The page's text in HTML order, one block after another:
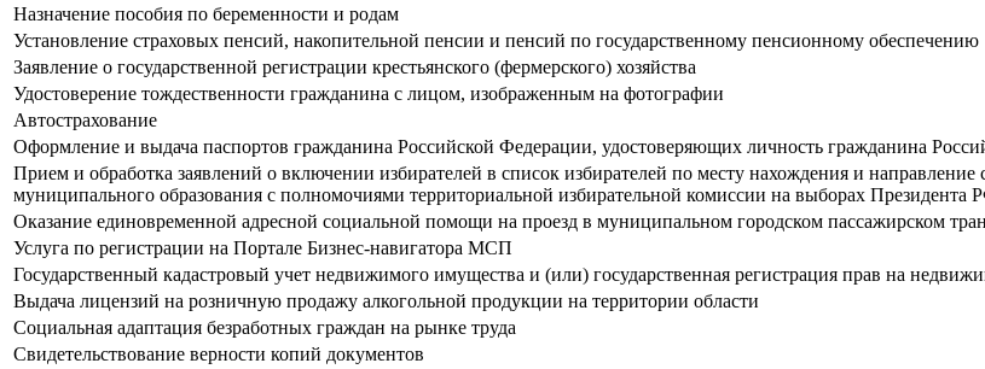
Назначение пособия по беременности и родам
Установление страховых пенсий, накопительной пенсии и пенсий по государственному пенсионному обеспечению
Заявление о государственной регистрации крестьянского (фермерского) хозяйства
Удостоверение тождественности гражданина с лицом, изображенным на фотографии
Автострахование
Оформление и выдача паспортов гражданина Российской Федерации, удостоверяющих личность гражданина
Прием и обработка заявлений о включении избирателей в список избирателей по месту нахождения и
муниципального образования с полномочиями территориальной избирательной комиссии на выборах Президента
Оказание единовременной адресной социальной помощи на проезд в муниципальном городском пассажирском
Услуга по регистрации на Портале Бизнес-навигатора МСП
Государственный кадастровый учет недвижимого имущества и (или) государственная регистрация прав на
Выдача лицензий на розничную продажу алкогольной продукции на территории области
Социальная адаптация безработных граждан на рынке труда
Свидетельствование верности копий документов